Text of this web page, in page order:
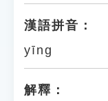
漢語拼音：
yīng
解釋：